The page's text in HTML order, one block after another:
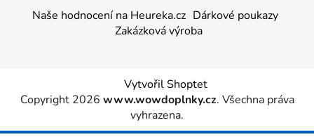
Naše hodnocení na Heureka.cz Dárkové poukazy
Zakázková výroba
Vytvořil Shoptet
Copyright 2026 www.wowdoplnky.cz. Všechna práva
vyhrazena.